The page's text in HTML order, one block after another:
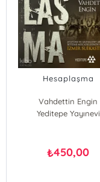
Hesaplaşma
Vahdettin Engin
Yeditepe Yayınevi
₺450,00